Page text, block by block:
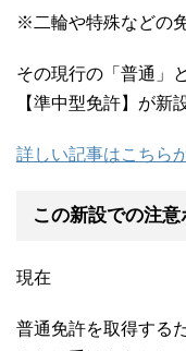
※二輪や特殊などの
その現行の「普通」
【準中型免許】が新
詳しい記事はこちら
この新設での注意
現在
普通免許を取得する